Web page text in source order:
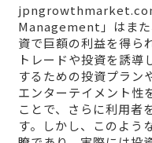
Management」はまた
資で巨額の利益を得ら
トレードや投資を誘導
するための投資プラン
エンターテイメント性
ことで、さらに利用者
す。しかし、このよう